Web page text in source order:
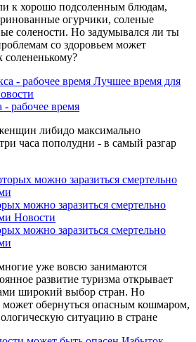
к хорошо подсоленным блюдам,
огурчики, соленые
солености. Но задумывался ли ты
со здоровьем может
солененькому?
Лучшее время для
- рабочее время
либидо максимально
часа пополудни - в самый разгар
можно заразиться смертельно
Новости
можно заразиться смертельно
уже вовсю занимаются
развитие туризма открывает
широкий выбор стран. Но
может обернуться опасным кошмаром,
ситуацию в стране